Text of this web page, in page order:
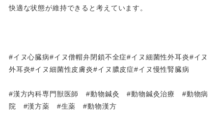
快適な状態が維持できると考えています。
#イヌ心臓病#イヌ僧帽弁閉鎖不全症#イヌ細菌性外耳炎#イヌ
外耳炎#イヌ細菌性皮膚炎#イヌ膿皮症#イヌ慢性腎臓病
#漢方内科専門獣医師 #動物鍼灸 #動物鍼灸治療 #動物病
院 #漢方薬 #生薬 #動物漢方